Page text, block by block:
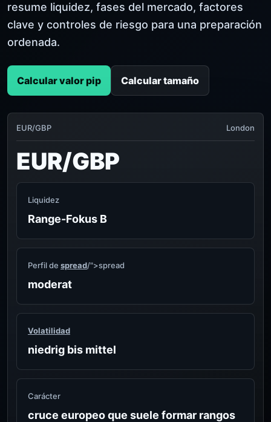
resume liquidez, fases del mercado, factores
clave y controles de riesgo para una preparación
ordenada.
Calcular valor pip Calcular tamaño
EUR/GBP London
EUR/GBP
Liquidez
Range-Fokus B
Perfil de spread/">spread
moderat
Volatilidad
niedrig bis mittel
Carácter
cruce europeo que suele formar rangos